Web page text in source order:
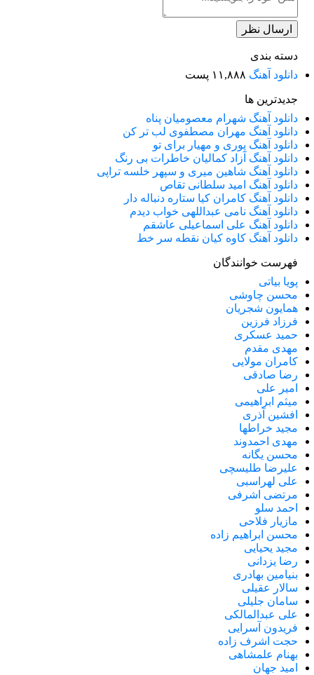
دسته بندی
دانلود آهنگ ۱۱,۸۸۸ پست
جدیدترین ها
دانلود آهنگ شهرام معصومیان پناه
دانلود آهنگ مهران مصطفوی لب تر کن
دانلود آهنگ پوری و مهیار برای تو
دانلود آهنگ آزاد کمالیان خاطرات بی رنگ
دانلود آهنگ شاهین میری و سپهر خلسه تراپی
دانلود آهنگ امید سلطانی تقاص
دانلود آهنگ کامران کیا ستاره دنباله دار
دانلود آهنگ نامی عبداللهی خواب دیدم
دانلود آهنگ علی اسماعیلی عاشقم
دانلود آهنگ کاوه کیان نقطه سر خط
فهرست خوانندگان
پویا بیاتی
محسن چاوشی
همایون شجریان
فرزاد فرزین
حمید عسکری
مهدی مقدم
کامران مولایی
رضا صادقی
امیر علی
میثم ابراهیمی
افشین آذری
مجید خراطها
مهدی احمدوند
محسن یگانه
علیرضا طلیسچی
علی لهراسبی
مرتضی اشرفی
احمد سلو
مازیار فلاحی
محسن ابراهیم زاده
مجید یحیایی
رضا یزدانی
بنیامین بهادری
سالار عقیلی
سامان جلیلی
علی عبدالمالکی
فریدون آسرایی
حجت اشرف زاده
بهنام علمشاهی
امید جهان